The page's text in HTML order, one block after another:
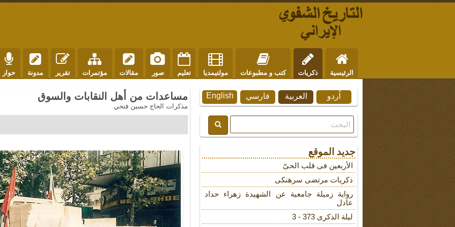
الرئيسية ذكريات كتب و مطبوعات مولتيمديا تعليم صور مقالات مؤتمرات تقرير مدونة حوار
مساعدات من أهل النقابات والسوق
مذكرات الحاج حسين فتحي
English فارسي العربية اُردو
جديد الموقع
الأربعین فی قلب الحیّ
ذکریات مرتضى سرهنکی
روایة زمیلة جامعیة عن الشهیدة زهراء حداد
عادل
لیلة الذکرى 373 - 3